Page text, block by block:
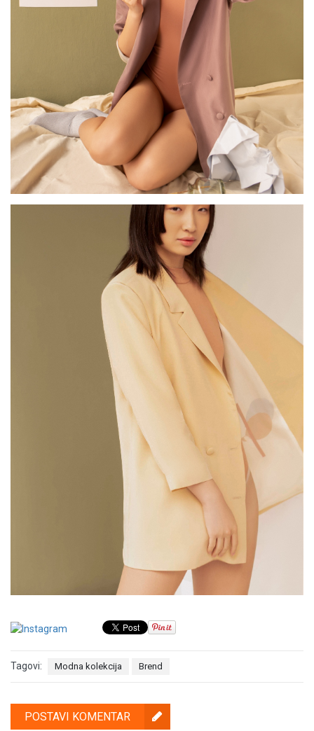
Tagovi: Modna kolekcija Brend
POSTAVI KOMENTAR